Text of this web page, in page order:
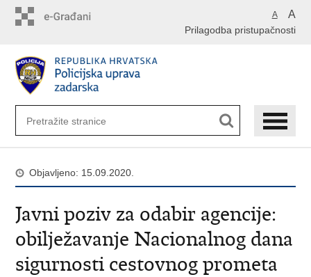
A A
Prilagodba pristupačnosti
Objavljeno: 15.09.2020.
Javni poziv za odabir agencije:
obilježavanje Nacionalnog dana
sigurnosti cestovnog prometa